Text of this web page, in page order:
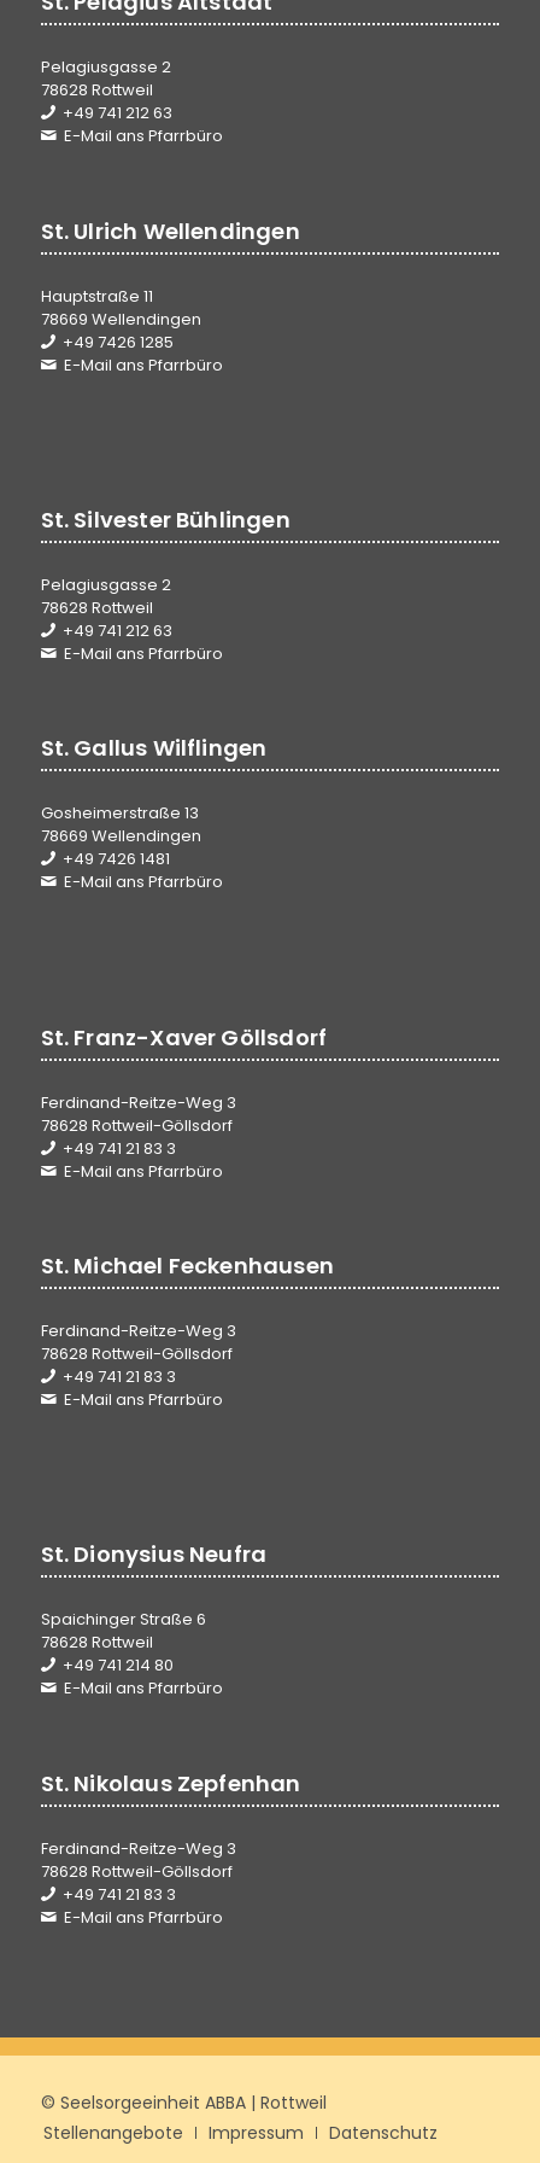
Pelagiusgasse 2
78628 Rottweil
+49 741 212 63
E-Mail ans Pfarrbüro
St. Ulrich Wellendingen
Hauptstraße 11
78669 Wellendingen
+49 7426 1285
E-Mail ans Pfarrbüro
St. Silvester Bühlingen
Pelagiusgasse 2
78628 Rottweil
+49 741 212 63
E-Mail ans Pfarrbüro
St. Gallus Wilflingen
Gosheimerstraße 13
78669 Wellendingen
+49 7426 1481
E-Mail ans Pfarrbüro
St. Franz-Xaver Göllsdorf
Ferdinand-Reitze-Weg 3
78628 Rottweil-Göllsdorf
+49 741 21 83 3
E-Mail ans Pfarrbüro
St. Michael Feckenhausen
Ferdinand-Reitze-Weg 3
78628 Rottweil-Göllsdorf
+49 741 21 83 3
E-Mail ans Pfarrbüro
St. Dionysius Neufra
Spaichinger Straße 6
78628 Rottweil
+49 741 214 80
E-Mail ans Pfarrbüro
St. Nikolaus Zepfenhan
Ferdinand-Reitze-Weg 3
78628 Rottweil-Göllsdorf
+49 741 21 83 3
E-Mail ans Pfarrbüro
© Seelsorgeeinheit ABBA | Rottweil
Stellenangebote
Impressum Datenschutz